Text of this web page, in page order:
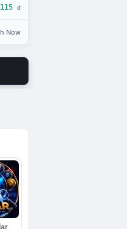
đ
Now